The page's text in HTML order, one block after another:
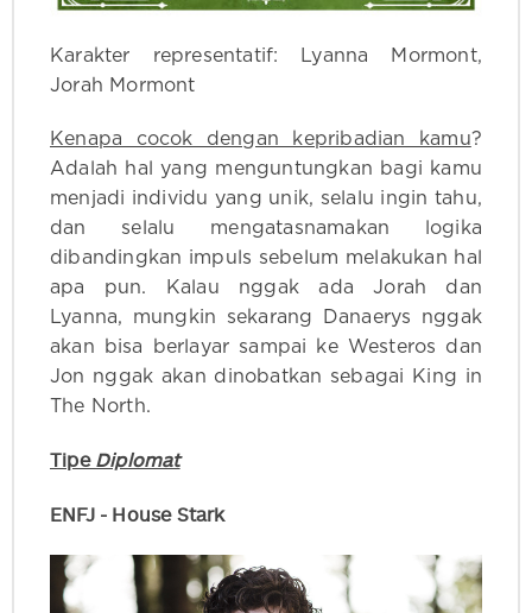
Karakter representatif: Lyanna Mormont,
Jorah Mormont
Kenapa cocok dengan kepribadian kamu?
Adalah hal yang menguntungkan bagi kamu
menjadi individu yang unik, selalu ingin tahu,
dan selalu mengatasnamakan logika
dibandingkan impuls sebelum melakukan hal
apa pun. Kalau nggak ada Jorah dan
Lyanna, mungkin sekarang Danaerys nggak
akan bisa berlayar sampai ke Westeros dan
Jon nggak akan dinobatkan sebagai King in
The North.
Tipe Diplomat
ENFJ - House Stark